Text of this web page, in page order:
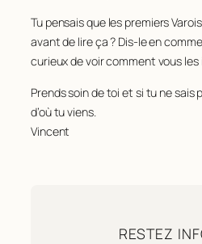
Tu pensais que les premiers
avant de lire ça ? Dis-le en
curieux de voir comment vous les
Prends soin de toi et si tu ne sais
d’où tu viens.
Vincent
RESTEZ